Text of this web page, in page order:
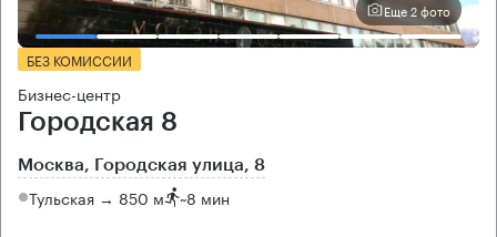
Еще 2 фото
БЕЗ КОМИССИИ
Бизнес-центр
Городская 8
Москва, Городская улица, 8
Тульская → 850 м ~8 мин